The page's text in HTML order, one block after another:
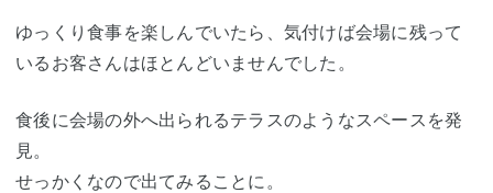
ゆっくり食事を楽しんでいたら、気付けば会場に残って
いるお客さんはほとんどいませんでした。
食後に会場の外へ出られるテラスのようなスペースを発
見。
せっかくなので出てみることに。